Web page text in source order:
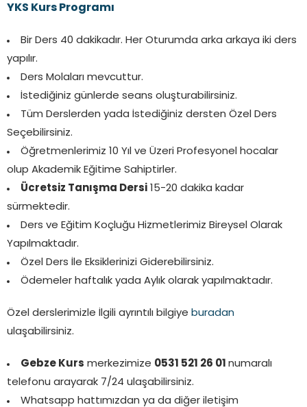
YKS Kurs Programı
Bir Ders 40 dakikadır. Her Oturumda arka arkaya iki ders
yapılır.
Ders Molaları mevcuttur.
İstediğiniz günlerde seans oluşturabilirsiniz.
Tüm Derslerden yada İstediğiniz dersten Özel Ders
Seçebilirsiniz.
Öğretmenlerimiz 10 Yıl ve Üzeri Profesyonel hocalar
olup Akademik Eğitime Sahiptirler.
Ücretsiz Tanışma Dersi 15-20 dakika kadar
sürmektedir.
Ders ve Eğitim Koçluğu Hizmetlerimiz Bireysel Olarak
Yapılmaktadır.
Özel Ders İle Eksiklerinizi Giderebilirsiniz.
Ödemeler haftalık yada Aylık olarak yapılmaktadır.
Özel derslerimizle İlgili ayrıntılı bilgiye buradan
ulaşabilirsiniz.
Gebze Kurs merkezimize 0531 521 26 01 numaralı
telefonu arayarak 7/24 ulaşabilirsiniz.
Whatsapp hattımızdan ya da diğer iletişim